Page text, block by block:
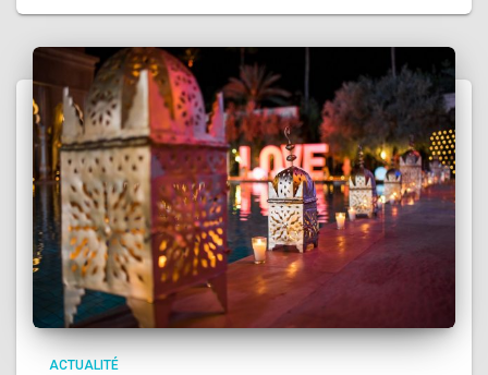
ACTUALITÉ